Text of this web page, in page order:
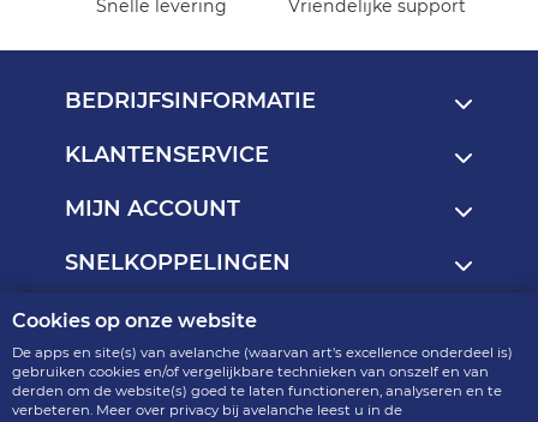
Cookies op onze website
De apps en site(s) van avelanche (waarvan art's excellence onderdeel is)
gebruiken cookies en/of vergelijkbare technieken van onszelf en van
derden om de website(s) goed te laten functioneren, analyseren en te
verbeteren. Meer over privacy bij avelanche leest u in de
Snelle levering Vriendelijke support
BEDRIJFSINFORMATIE
KLANTENSERVICE
MIJN ACCOUNT
SNELKOPPELINGEN
art's excellence - onderdeel van avelanche
R2.4.6-p9-15.19